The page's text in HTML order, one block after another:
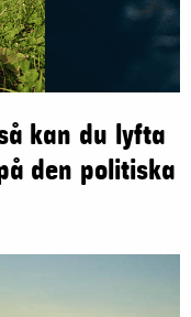
kan du lyfta
den politiska